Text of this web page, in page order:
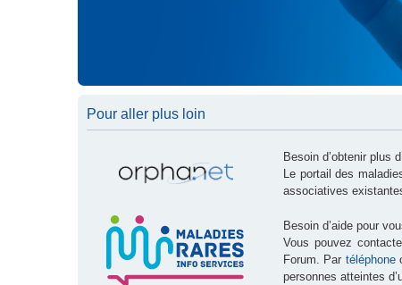
Pour aller plus loin
Besoin d’obtenir plus
Le portail des
associatives
Besoin d’aide pour
Vous pouvez
Forum. Par téléphone
personnes atteintes